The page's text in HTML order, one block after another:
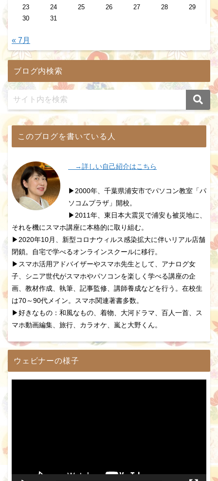
23
24 25 26 27 28
29
30
31
« 7月
ブログ内検索
このブログを書いている人
→詳しい自己紹介はこちら
▶2000年、千葉県浦安市でパソコン教室「パ
ソコムプラザ」開校。
▶2011年、東日本大震災で浦安も被災地に、
それを機にスマホ講座に本格的に取り組む。
▶2020年10月、新型コロナウィルス感染拡大に伴いリアル店舗
閉鎖。自宅で学べるオンラインスクールに移行。
▶スマホ活用アドバイザーやスマホ先生として、アナログ女
子、シニア世代がスマホやパソコンを楽しく学べる講座の企
画、教材作成、執筆、記事監修、講師養成などを行う。在校生
は70～90代メイン。スマホ関連著書多数。
▶好きなもの：和風なもの、着物、大河ドラマ、百人一首、ス
マホ動画編集、旅行、カラオケ、嵐と大野くん。
ウェビナーの様子